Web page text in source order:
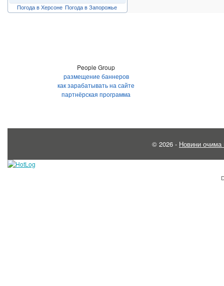
Погода в Херсоне Погода в Запорожье
People Group
размещение баннеров
как зарабатывать на сайте
партнёрская программа
© 2026 - Новини очима